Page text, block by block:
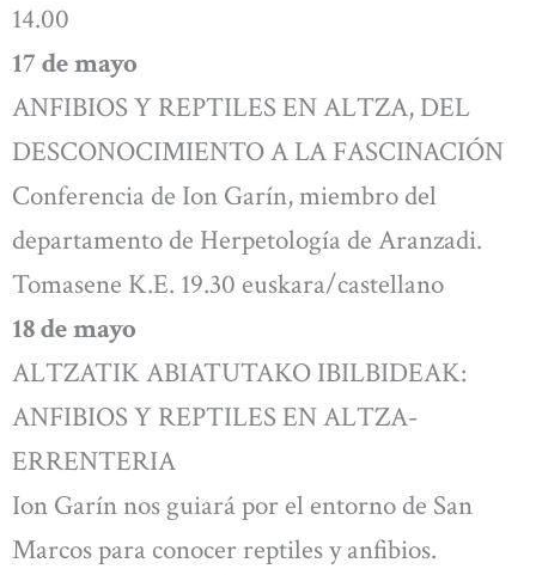
14.00
17 de mayo
ANFIBIOS Y REPTILES EN ALTZA, DEL
DESCONOCIMIENTO A LA FASCINACIÓN
Conferencia de Ion Garín, miembro del
departamento de Herpetología de Aranzadi.
Tomasene K.E. 19.30 euskara/castellano
18 de mayo
ALTZATIK ABIATUTAKO IBILBIDEAK:
ANFIBIOS Y REPTILES EN ALTZA-
ERRENTERIA
Ion Garín nos guiará por el entorno de San
Marcos para conocer reptiles y anfibios.